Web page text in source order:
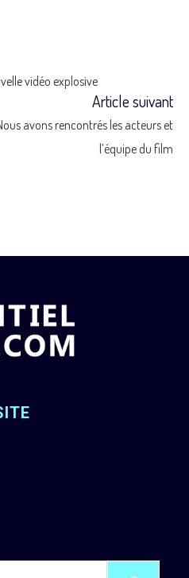
vidéo explosive
Article suivant
avons rencontrés les acteurs et
l’équipe du film